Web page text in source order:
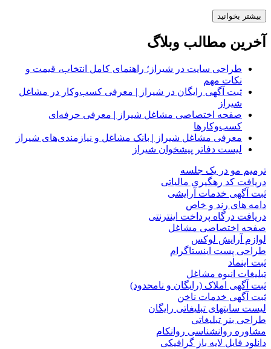
بیشتر بخوانید
آخرین مطالب وبلاگ
طراحی سایت در شیراز؛ راهنمای کامل انتخاب، قیمت و
نکات مهم
ثبت آگهی رایگان در شیراز | معرفی کسب‌وکار در مشاغل
شیراز
صفحه اختصاصی مشاغل شیراز | معرفی حرفه‌ای
کسب‌وکارها
معرفی مشاغل شیراز | بانک مشاغل و نیازمندی‌های شیراز
لیست دفاتر پیشخوان شیراز
ترمیم مو در یک جلسه
دریافت کد رهگیری مالیاتی
ثبت آگهی خدمات آرایشی
دامه های رند و خاص
دریافت درگاه پرداخت اینترنتی
صفحه اختصاصی مشاغل
لوازم آرایش لوکس
طراحی پست اینستاگرام
ثبت اینماد
تبلیغات انبوه مشاغل
ثبت آگهی املاک (رایگان و نامحدود)
ثبت آگهی خدمات ناخن
لیست سایتهای تبلیغاتی رایگان
طراحی بنر تبلیغاتی
مشاوره روانشناسی روانکام
دانلود فایل لایه باز گرافیکی